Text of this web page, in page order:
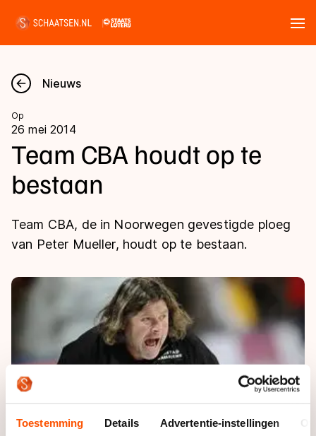
Toestemming Details Advertentie-instellingen
Nieuws
Kalender
Disciplines
Langebaan
Inlineskaten
Kunstschaatsen
Schoonrijden
Natuurijs
Uitslagen
Shorttrack
Inlineskaten
Kunstschaatsen
Tijden & historie
Ranglijsten Langebaan
Persoonlijke records & tijden
Historie & statistiek
De weg op
Inschrijven wedstrijden
Algemene Nederlandse Schaatstijd
Deze zomer de weg op
Waar kan ik schaatsen en skaten?
Schaatsfans
Evenementen
Olympische Spelen
Nieuws
Op
26 mei 2014
Team CBA houdt op te
bestaan
Team CBA, de in Noorwegen gevestigde ploeg
van Peter Mueller, houdt op te bestaan.